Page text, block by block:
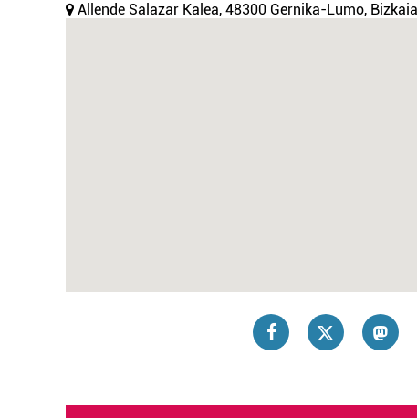
Allende Salazar Kalea, 48300 Gernika-Lumo,